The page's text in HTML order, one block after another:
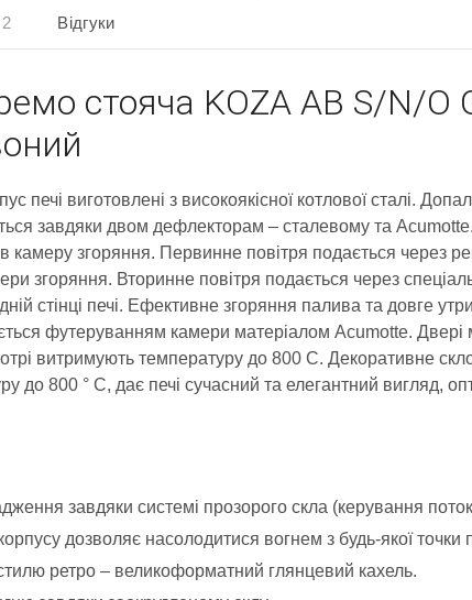
2 Відгуки
стояча KOZA AB S/N/O
печі виготовлені з високоякісної котлової сталі.
завдяки двом дефлекторам – сталевому та
камеру згоряння. Первинне повітря подається через
згоряння. Вторинне повітря подається через
стінці печі. Ефективне згоряння палива та довге
футеруванням камери матеріалом Acumotte. Двері
витримують температуру до 800 С. Декоративне
до 800 ° С, дає печі сучасний та елегантний вигляд,
завдяки системі прозорого скла (керування
дозволяє насолодитися вогнем з будь-якої точки
ретро – великоформатний глянцевий кахель.